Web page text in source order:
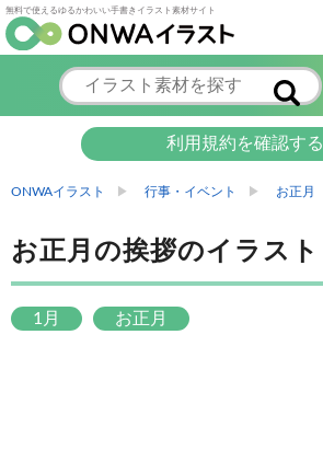
無料で使えるゆるかわいい手書きイラスト素材サイト
利用規約を確認する
ONWAイラスト 行事・イベント お正月
お正月の挨拶のイラスト
1月 お正月